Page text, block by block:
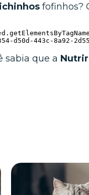
fofinhos?
d50d-443c-8a92-
sabia que a